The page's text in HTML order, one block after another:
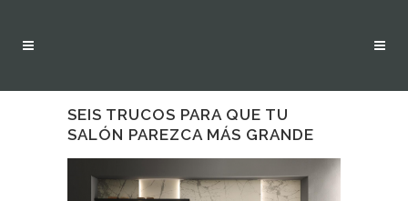
SEIS TRUCOS PARA QUE TU
SALÓN PAREZCA MÁS GRANDE